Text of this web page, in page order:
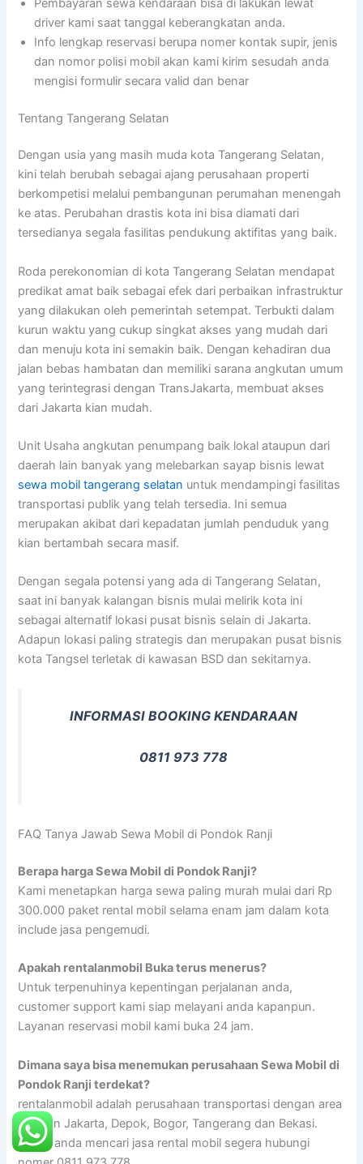
Pembayaran sewa kendaraan bisa di lakukan lewat
driver kami saat tanggal keberangkatan anda.
Info lengkap reservasi berupa nomer kontak supir, jenis
dan nomor polisi mobil akan kami kirim sesudah anda
mengisi formulir secara valid dan benar
Tentang Tangerang Selatan
Dengan usia yang masih muda kota Tangerang Selatan,
kini telah berubah sebagai ajang perusahaan properti
berkompetisi melalui pembangunan perumahan menengah
ke atas. Perubahan drastis kota ini bisa diamati dari
tersedianya segala fasilitas pendukung aktifitas yang baik.
Roda perekonomian di kota Tangerang Selatan mendapat
predikat amat baik sebagai efek dari perbaikan infrastruktur
yang dilakukan oleh pemerintah setempat. Terbukti dalam
kurun waktu yang cukup singkat akses yang mudah dari
dan menuju kota ini semakin baik. Dengan kehadiran dua
jalan bebas hambatan dan memiliki sarana angkutan umum
yang terintegrasi dengan TransJakarta, membuat akses
dari Jakarta kian mudah.
Unit Usaha angkutan penumpang baik lokal ataupun dari
daerah lain banyak yang melebarkan sayap bisnis lewat
sewa mobil tangerang selatan untuk mendampingi fasilitas
transportasi publik yang telah tersedia. Ini semua
merupakan akibat dari kepadatan jumlah penduduk yang
kian bertambah secara masif.
Dengan segala potensi yang ada di Tangerang Selatan,
saat ini banyak kalangan bisnis mulai melirik kota ini
sebagai alternatif lokasi pusat bisnis selain di Jakarta.
Adapun lokasi paling strategis dan merupakan pusat bisnis
kota Tangsel terletak di kawasan BSD dan sekitarnya.
INFORMASI BOOKING KENDARAAN
0811 973 778
FAQ Tanya Jawab Sewa Mobil di Pondok Ranji
Berapa harga Sewa Mobil di Pondok Ranji?
Kami menetapkan harga sewa paling murah mulai dari Rp
300.000 paket rental mobil selama enam jam dalam kota
include jasa pengemudi.
Apakah rentalanmobil Buka terus menerus?
Untuk terpenuhinya kepentingan perjalanan anda,
customer support kami siap melayani anda kapanpun.
Layanan reservasi mobil kami buka 24 jam.
Dimana saya bisa menemukan perusahaan Sewa Mobil di
Pondok Ranji terdekat?
rentalanmobil adalah perusahaan transportasi dengan area
layanan Jakarta, Depok, Bogor, Tangerang dan Bekasi.
Ketika anda mencari jasa rental mobil segera hubungi